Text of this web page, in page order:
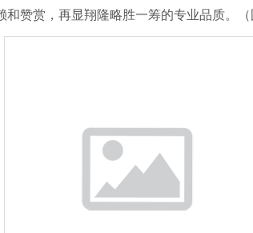
赞赏，再显翔隆略胜一筹的专业品质。（